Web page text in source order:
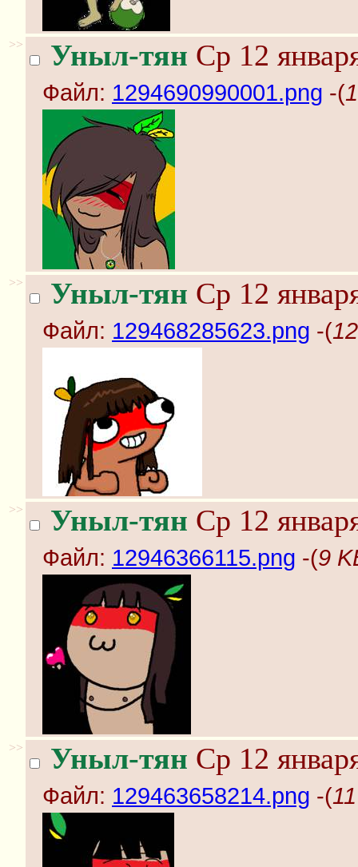
>> Уныл-тян Ср 12
Файл: 1294690990001.png -(
>> Уныл-тян Ср 12
Файл: 129468285623.png -(
>> Уныл-тян Ср 12
Файл: 12946366115.png -(9
>> Уныл-тян Ср 12
Файл: 129463658214.png -(